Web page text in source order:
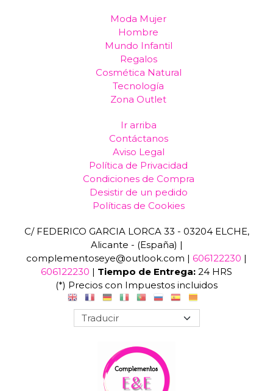
Moda Mujer
Hombre
Mundo Infantil
Regalos
Cosmética Natural
Tecnología
Zona Outlet
Ir arriba
Contáctanos
Aviso Legal
Política de Privacidad
Condiciones de Compra
Desistir de un pedido
Políticas de Cookies
C/ FEDERICO GARCIA LORCA 33 - 03204 ELCHE,
Alicante - (España) |
complementoseye@outlook.com | 606122230 |
606122230 | Tiempo de Entrega: 24 HRS
(*) Precios con Impuestos incluidos